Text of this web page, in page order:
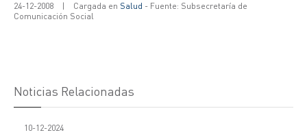
24-12-2008 | Cargada en Salud - Fuente: Subsecretaría de
Comunicación Social
Noticias Relacionadas
10-12-2024